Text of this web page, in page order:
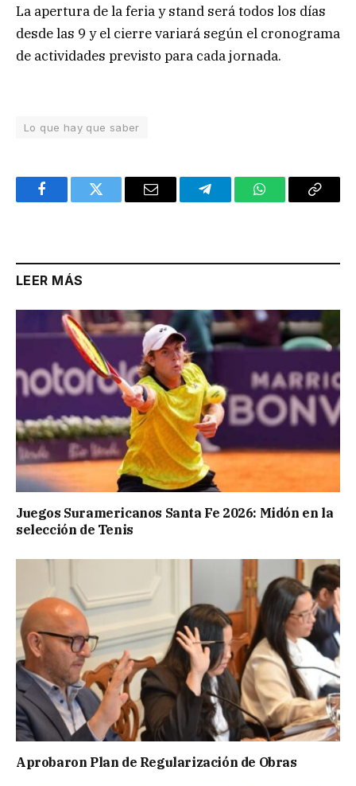
La apertura de la feria y stand será todos los días
desde las 9 y el cierre variará según el cronograma
de actividades previsto para cada jornada.
Lo que hay que saber
FacebookTwitter Email TelegramWhatsAppCopy
LEER MÁS
Juegos Suramericanos Santa Fe 2026: Midón en la
selección de Tenis
Aprobaron Plan de Regularización de Obras